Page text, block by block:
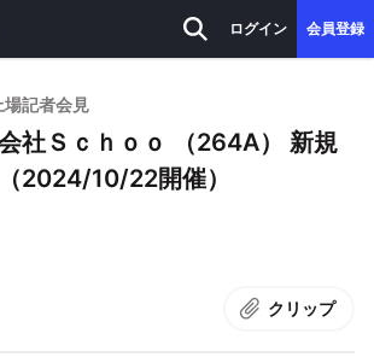
ログイン 会員登録
場記者会見
会社Ｓｃｈｏｏ （264A） 新規
2024/10/22開催）
クリップ